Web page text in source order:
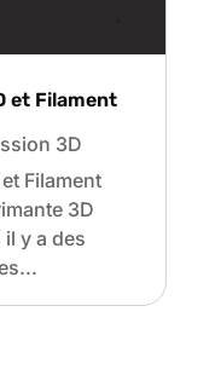
et Filament
3D
Filament
3D
y a des